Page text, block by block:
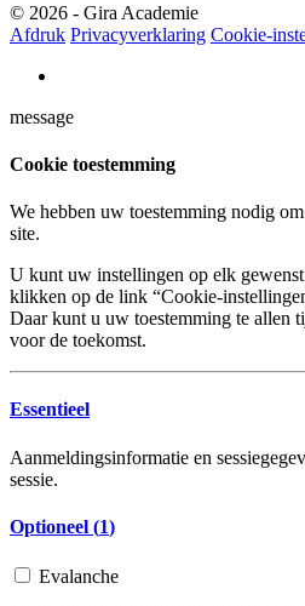
© 2026 - Gira Academie
Afdruk Privacyverklaring Cookie-
message
Cookie toestemming
We hebben uw toestemming nodig
site.
U kunt uw instellingen op elk
klikken op de link “Cookie-
Daar kunt u uw toestemming te allen
voor de toekomst.
Essentieel
Aanmeldingsinformatie en
sessie.
Optioneel (1)
Evalanche